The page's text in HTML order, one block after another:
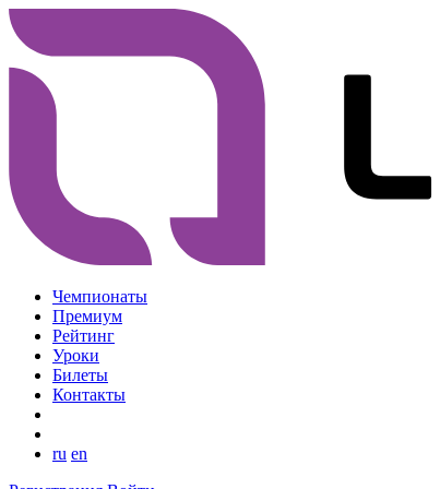
Чемпионаты
Премиум
Рейтинг
Уроки
Билеты
Контакты
ru en